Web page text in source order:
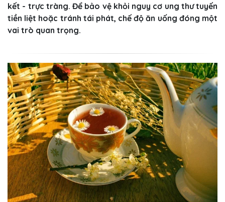
kết - trực tràng. Để bảo vệ khỏi nguy cơ ung thư tuyến
tiền liệt hoặc tránh tái phát, chế độ ăn uống đóng một
vai trò quan trọng.